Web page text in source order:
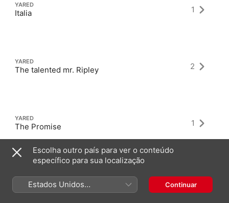
YARED
Italia 1
YARED
The talented mr. Ripley 2
YARED
The Promise 1
Escolha outro país para ver o conteúdo
específico para sua localização
Estados Unidos
(Português Brasil)
Continuar